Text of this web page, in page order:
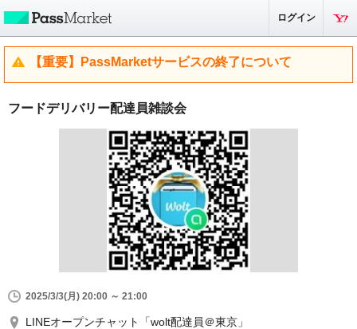
ログイン
【重要】PassMarketサービスの終了について
フードデリバリー配達員雑談会
2025/3/3(月) 20:00 ～ 21:00
LINEオープンチャット「wolt配達員＠東京」